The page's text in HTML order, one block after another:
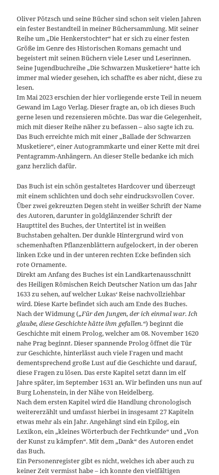
Oliver Pötzsch und seine Bücher sind schon seit vielen Jahren
ein fester Bestandteil in meiner Büchersammlung. Mit seiner
Reihe um „Die Henkerstochter“ hat er sich zu einer festen
Größe im Genre des Historischen Romans gemacht und
begeistert mit seinen Büchern viele Leser und Leserinnen.
Seine Jugendbuchreihe „Die Schwarzen Musketiere“ hatte ich
immer mal wieder gesehen, ich schaffte es aber nicht, diese zu
lesen.
Im Mai 2023 erschien der hier vorliegende erste Teil in neuem
Gewand im Lago Verlag. Dieser fragte an, ob ich dieses Buch
gerne lesen und rezensieren möchte. Das war die Gelegenheit,
mich mit dieser Reihe näher zu befassen – also sagte ich zu.
Das Buch erreichte mich mit einer „Ballade der Schwarzen
Musketiere“, einer Autogrammkarte und einer Kette mit drei
Pentagramm-Anhängern. An dieser Stelle bedanke ich mich
ganz herzlich dafür.
Das Buch ist ein schön gestaltetes Hardcover und überzeugt
mit einem schlichten und doch sehr eindrucksvollen Cover.
Über zwei gekreuzten Degen steht in weißer Schrift der Name
des Autoren, darunter in goldglänzender Schrift der
Haupttitel des Buches, der Untertitel ist in weißen
Buchstaben gehalten. Der dunkle Hintergrund wird von
schemenhaften Pflanzenblättern aufgelockert, in der oberen
linken Ecke und in der unteren rechten Ecke befinden sich
rote Ornamente.
Direkt am Anfang des Buches ist ein Landkartenausschnitt
des Heiligen Römischen Reich Deutscher Nation um das Jahr
1633 zu sehen, auf welcher Lukas‘ Reise nachvollziehbar
wird. Diese Karte befindet sich auch am Ende des Buches.
Nach der Widmung („Für den Jungen, der ich einmal war. Ich
glaube, diese Geschichte hätte ihm gefallen.“) beginnt die
Geschichte mit einem Prolog, welcher am 08. November 1620
nahe Prag beginnt. Dieser spannende Prolog öffnet die Tür
zur Geschichte, hinterlässt auch viele Fragen und macht
dementsprechend große Lust auf die Geschichte und darauf,
diese Fragen zu lösen. Das erste Kapitel setzt dann im elf
Jahre später, im September 1631 an. Wir befinden uns nun auf
Burg Lohenstein, in der Nähe von Heidelberg.
Nach dem ersten Kapitel wird die Handlung chronologisch
weitererzählt und umfasst hierbei in insgesamt 27 Kapiteln
etwas mehr als ein Jahr. Angehängt sind ein Epilog, ein
Lexikon, ein „kleines Wörterbuch der Fechtkunde“ und „Von
der Kunst zu kämpfen“. Mit dem „Dank“ des Autoren endet
das Buch.
Ein Personenregister gibt es nicht, welches ich aber auch zu
keiner Zeit vermisst habe – ich konnte den vielfältigen